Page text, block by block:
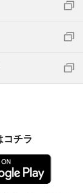
コチラ